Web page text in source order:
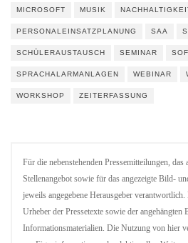
MICROSOFT MUSIK
PERSONALEINSATZPLANUNG SAA
SCHÜLERAUSTAUSCH SEMINAR
SPRACHALARMANLAGEN WEBINAR
WORKSHOP ZEITERFASSUNG
Für die nebenstehenden Pressemitteilungen, das
Stellenangebot sowie für das angezeigte Bild-
jeweils angegebene Herausgeber
Urheber der Pressetexte sowie der angehängten
Informationsmaterialien. Die Nutzung von hier